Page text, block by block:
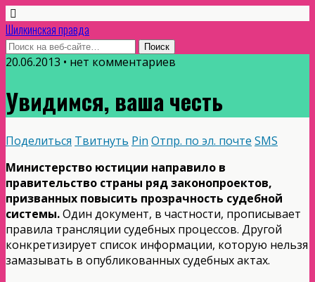
Шилкинская правда
20.06.2013 • нет комментариев
Увидимся, ваша честь
Поделиться Твитнуть Pin Отпр. по эл. почте SMS
Министерство юстиции направило в
правительство страны ряд законопроектов,
призванных повысить прозрачность судебной
системы.Один документ, в частности, прописывает
правила трансляции судебных процессов. Другой
конкретизирует список информации, которую нельзя
замазывать в опубликованных судебных актах.